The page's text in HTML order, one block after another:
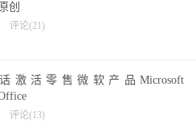
创
评论(21)
激活零售微软产品Microsoft
评论(13)